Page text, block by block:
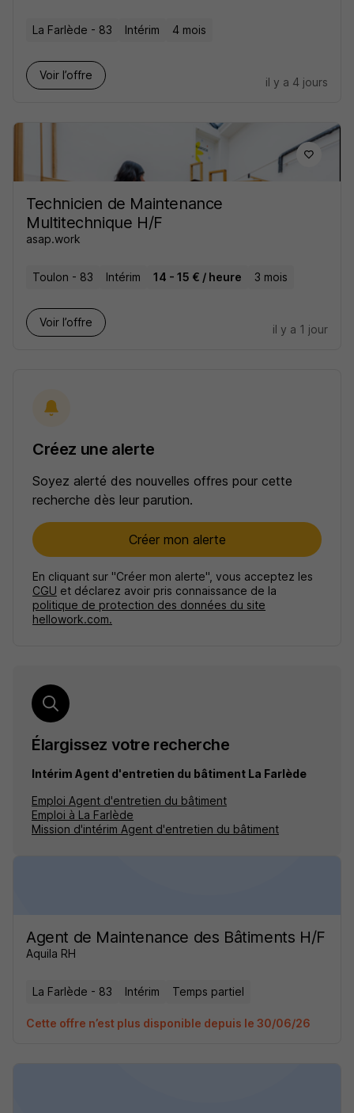
La Farlède - 83 Intérim 4 mois
Voir l’offre
il y a 4 jours
Technicien de Maintenance
Multitechnique H/F
asap.work
Toulon - 83 Intérim 14 - 15 € / heure 3 mois
Voir l’offre
il y a 1 jour
Créez une alerte
Soyez alerté des nouvelles offres pour cette
recherche dès leur parution.
Créer mon alerte
En cliquant sur "Créer mon alerte", vous acceptez les
CGU et déclarez avoir pris connaissance de la
politique de protection des données du site
hellowork.com.
Élargissez votre recherche
Intérim Agent d'entretien du bâtiment La Farlède
Emploi Agent d'entretien du bâtiment
Emploi à La Farlède
Mission d'intérim Agent d'entretien du bâtiment
Agent de Maintenance des Bâtiments H/F
Aquila RH
La Farlède - 83 Intérim Temps partiel
Cette offre n’est plus disponible depuis le 30/06/26